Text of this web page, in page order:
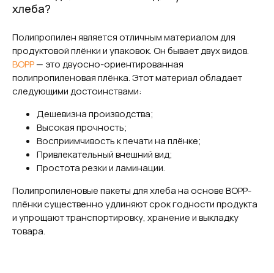
хлеба?
Полипропилен является отличным материалом для
продуктовой плёнки и упаковок. Он бывает двух видов.
BOPP— это двуосно-ориентированная
полипропиленовая плёнка. Этот материал обладает
следующими достоинствами:
Дешевизна производства;
Высокая прочность;
Восприимчивость к печати на плёнке;
Привлекательный внешний вид;
Простота резки и ламинации.
Полипропиленовые пакеты для хлеба на основе BOPP-
плёнки существенно удлиняют срок годности продукта
и упрощают транспортировку, хранение и выкладку
товара.